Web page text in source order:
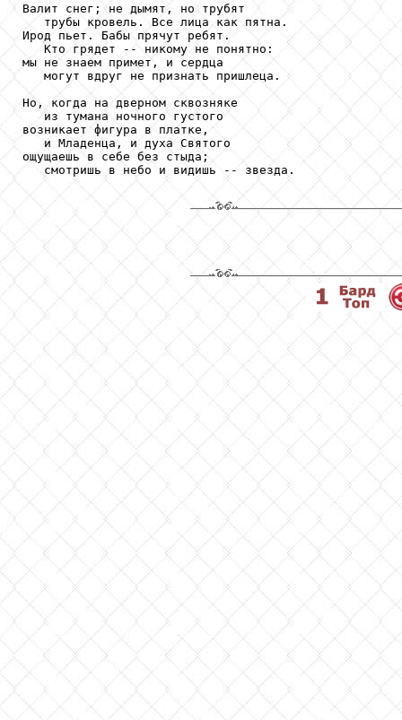
Валит снег; не дымят, но трубят
   трубы кровель. Все лица как пятна.
Ирод пьет. Бабы прячут ребят.
   Кто грядет -- никому не понятно:
мы не знаем примет, и сердца
   могут вдруг не признать пришлеца.
Но, когда на дверном сквозняке
   из тумана ночного густого
возникает фигура в платке,
   и Младенца, и духа Святого
ощущаешь в себе без стыда;
   смотришь в небо и видишь -- звезда.